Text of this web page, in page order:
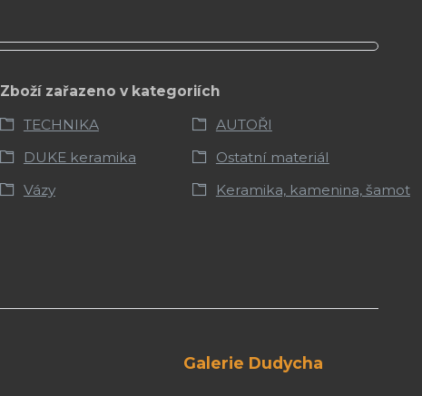
Zboží zařazeno v kategoriích
TECHNIKA
AUTOŘI
DUKE keramika
Ostatní materiál
Vázy
Keramika, kamenina, šamot
Galerie Dudycha